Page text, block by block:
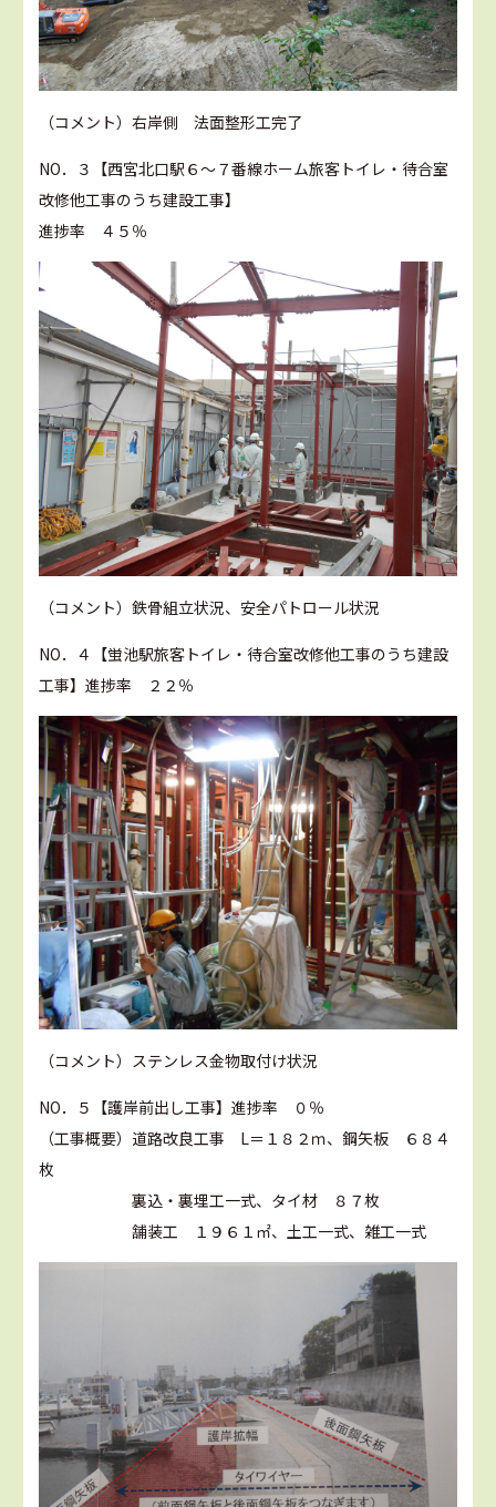
（コメント）右岸側 法面整形工完了
NO．３【西宮北口駅６～７番線ホーム旅客トイレ・待合室
改修他工事のうち建設工事】
進捗率 ４５％
（コメント）鉄骨組立状況、安全パトロール状況
NO．４【蛍池駅旅客トイレ・待合室改修他工事のうち建設
工事】進捗率 ２２％
（コメント）ステンレス金物取付け状況
NO．５【護岸前出し工事】進捗率 ０％
（工事概要）道路改良工事 L＝１８２ｍ、鋼矢板 ６８４
枚
裏込・裏埋工一式、タイ材 ８７枚
舗装工 １９６１㎡、土工一式、雑工一式